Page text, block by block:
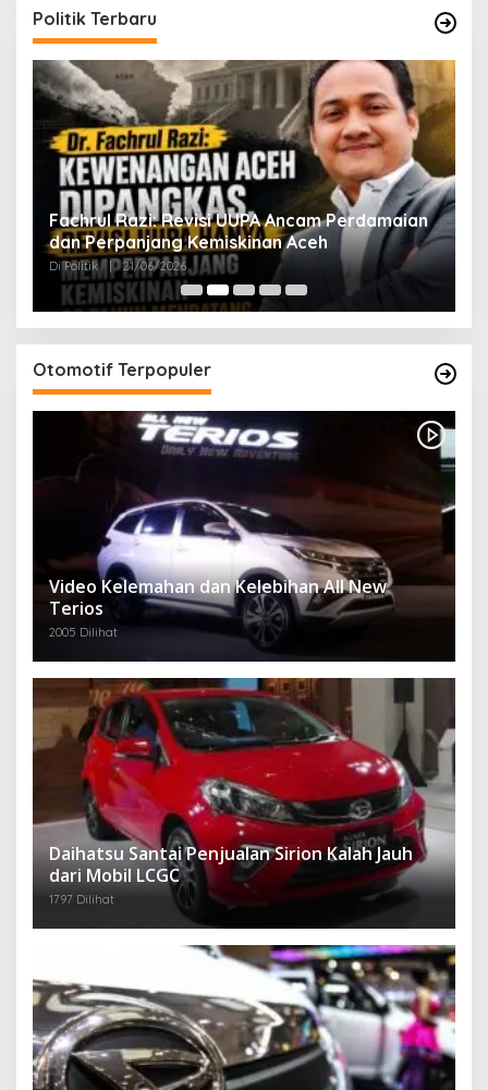
Politik Terbaru
Fachrul Razi: Revisi UUPA Ancam Perdamaian
dan Perpanjang Kemiskinan Aceh
Di Politik | 21/06/2026
Otomotif Terpopuler
Video Kelemahan dan Kelebihan All New
Terios
2005 Dilihat
Daihatsu Santai Penjualan Sirion Kalah Jauh
dari Mobil LCGC
1797 Dilihat